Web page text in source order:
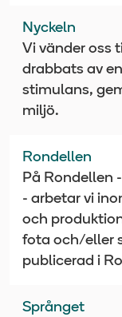
Nyckeln
Vi vänder oss
drabbats av
stimulans,
miljö.
Rondellen
På Rondellen
- arbetar vi
och
fota och/eller
publicerad i
Språnget